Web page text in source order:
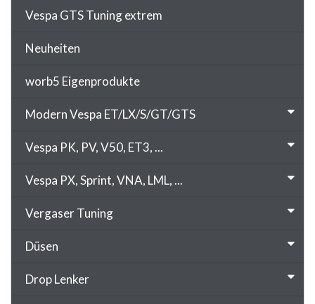
Vespa GTS Tuning extrem
Neuheiten
worb5 Eigenprodukte
Modern Vespa ET/LX/S/GT/GTS
Vespa PK, PV, V50, ET3, ...
Vespa PX, Sprint, VNA, LML, ...
Vergaser Tuning
Düsen
Drop Lenker